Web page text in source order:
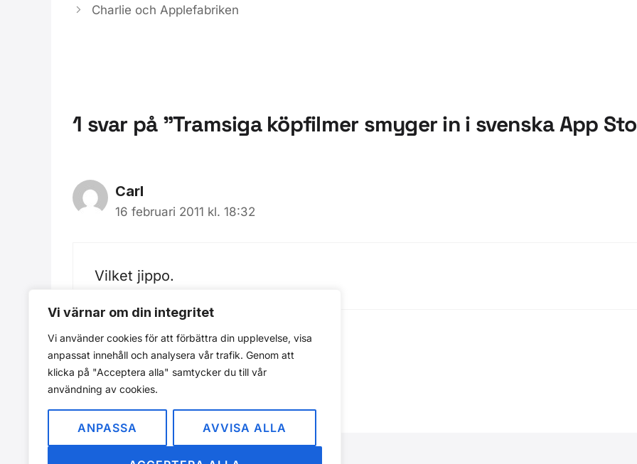
Vi värnar om din integritet
Vi använder cookies för att förbättra din upplevelse, visa
anpassat innehåll och analysera vår trafik. Genom att
klicka på "Acceptera alla" samtycker du till vår
användning av cookies.
ANPASSA AVVISA ALLA
Charlie och Applefabriken
1 svar på ”Tramsiga köpfilmer smyger in i svenska App
Carl
16 februari 2011 kl. 18:32
Vilket jippo.
Kommentarer är stängda.